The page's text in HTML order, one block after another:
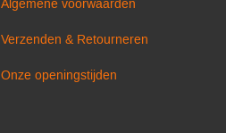
Algemene voorwaarden
Verzenden & Retourneren
Onze openingstijden